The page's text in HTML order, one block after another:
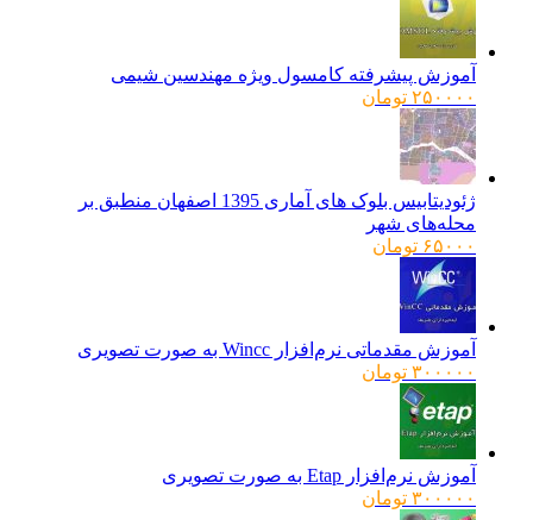
آموزش پیشرفته کامسول ویژه مهندسین شیمی
۲۵۰۰۰۰ تومان
ژئودیتابیس بلوک های آماری 1395 اصفهان منطبق بر
محله‌های شهر
۶۵۰۰۰ تومان
آموزش مقدماتی نرم‌افزار Wincc به صورت تصویری
۳۰۰۰۰۰ تومان
آموزش نرم‌افزار Etap به صورت تصویری
۳۰۰۰۰۰ تومان